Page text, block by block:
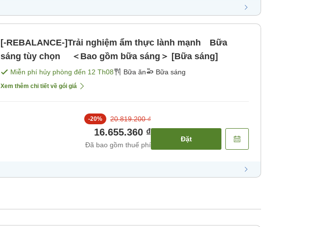
[-REBALANCE-]Trải nghiệm ẩm thực lành mạnh Bữa
sáng tùy chọn ＜Bao gồm bữa sáng＞ [Bữa sáng]
Miễn phí hủy phòng đến 12 Th08 Bữa ăn Bữa sáng
Xem thêm chi tiết về gói giá
-20% 20.819.200 ₫
16.655.360 ₫
Đã bao gồm thuế phí
Đặt